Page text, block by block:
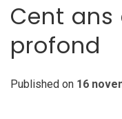
Cent
profond
Published on 16